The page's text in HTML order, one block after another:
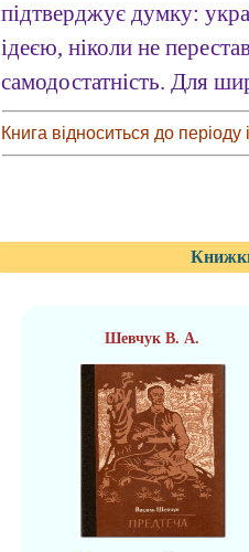
підтверджує думку:
ідеєю, ніколи не
самодостатність. Для
Книга відноситься до періоду
Шевчук В. А.